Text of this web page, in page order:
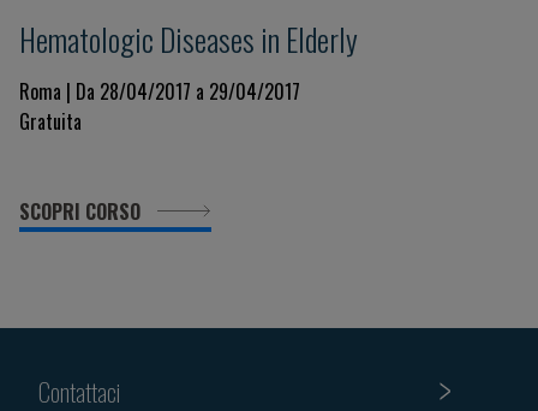
Hematologic Diseases in Elderly
Roma | Da 28/04/2017 a 29/04/2017
Gratuita
SCOPRI CORSO
Contattaci